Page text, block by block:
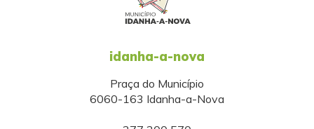
idanha-a-nova
Praça do Município
6060-163 Idanha-a-Nova